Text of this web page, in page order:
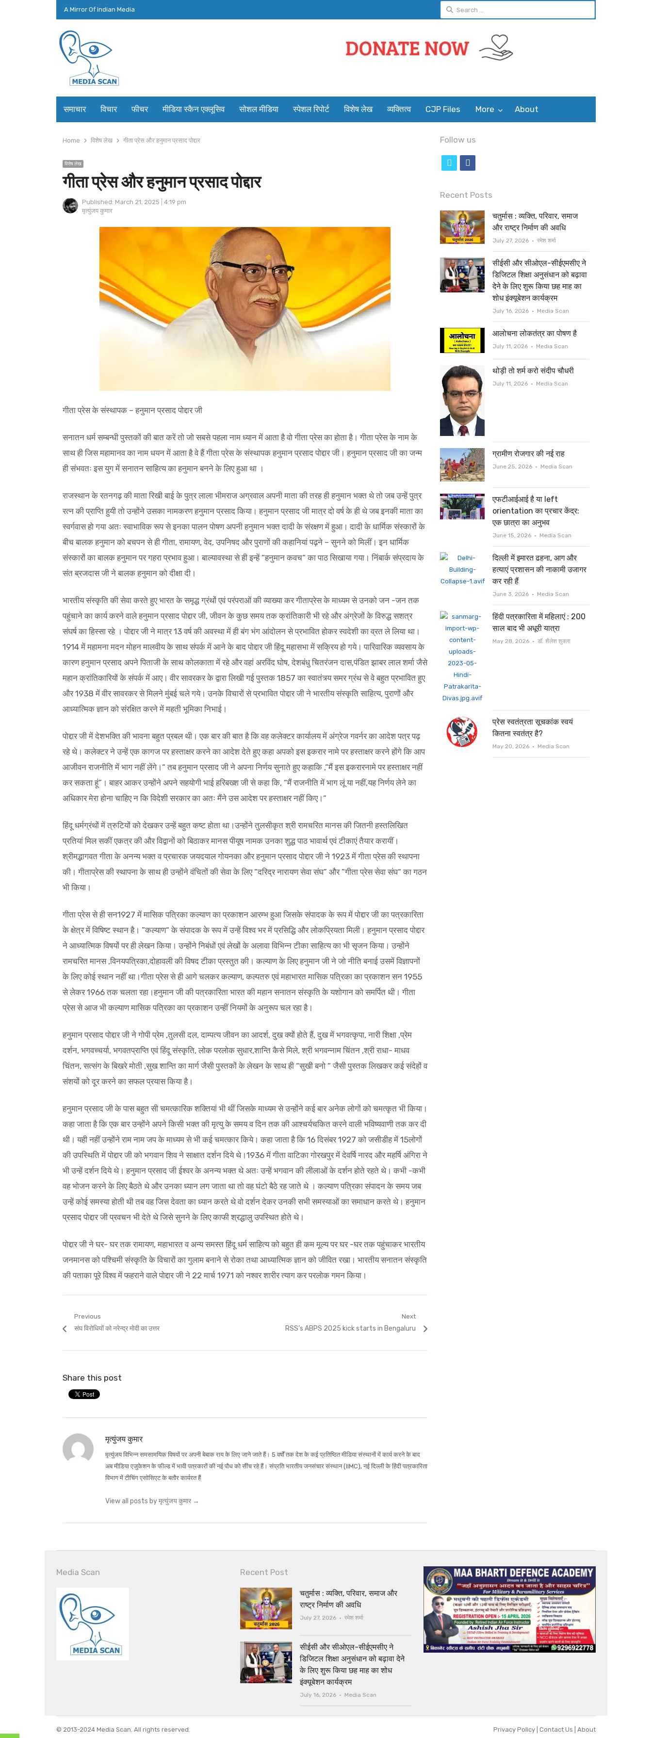
A Mirror Of Indian Media
Search
for:
समाचार विचार फीचर मीडिया स्कैन एक्लूसिव सोशल मीडिया स्पेशल रिपोर्ट विशेष लेख व्यक्तित्व CJP Files More About
Home विशेष लेख गीता प्रेस और हनुमान प्रसाद पोद्दार
विशेष लेख
गीता प्रेस और हनुमान प्रसाद पोद्दार
Published: March 21, 2025
4:19 pm
Author
मृत्युंजय कुमार
गीता प्रेस के संस्थापक – हनुमान प्रसाद पोद्दार जी
सनातन धर्म सम्बन्धी पुस्तकों की बात करें तो जो सबसे पहला नाम ध्यान में आता है वो गीता प्रेस का होता है। गीता प्रेस के नाम के
साथ ही जिस महामानव का नाम धयन में आता है वे हैं गीता प्रेस के संस्थापक हनुमान प्रसाद पोद्दार जी। हनुमान प्रसाद जी का जन्म
ही संभवतः इस युग में सनातन साहित्य का हनुमान बनने के लिए हुआ था ।
राजस्थान के रतनगढ़ की माता रिखी बाई के पुत्र लाला भीमराज अग्रवाल अपनी माता की तरह ही हनुमान भक्त थे तो जब उन्हें पुत्र
रत्न की प्राप्ति हुयी तो उन्होंने उसका नामकरण हनुमान प्रसाद किया। हनुमान प्रसाद जी मात्र दो वर्ष के ही थे जब इनकी माता का
स्वर्गवास हो गया अतः स्वाभाविक रूप से इनका पालन पोषण अपनी हनुमान भक्त दादी के संरक्षण में हुआ। दादी के धार्मिक संस्कारों के
बीच बालक हनुमान को बचपन से ही गीता, रामायण, वेद, उपनिषद और पुराणों की कहानियां पढ़ने – सुनने को मिलीं। इन धार्मिक
संस्कारों का बालक हनुमान पर गहरा प्रभाव हुआ। बाल्यावस्था से ही इन्हें “हनुमान कवच“ का पाठ सिखाया गया। निंबार्क संप्रदाय के
संत ब्रजदास जी ने बालक हनुमान को दीक्षा दी।
भारतीय संस्कृति की सेवा करते हुए भारत के समृद्ध ग्रंथों एवं परंपराओं की व्याख्या कर गीताप्रेस के माध्यम से उनको जन -जन तक
पहुंचाने का कार्य करने वाले हनुमान प्रसाद पोद्दार जी, जीवन के कुछ समय तक क्रांतिकारी भी रहे और अंग्रेजों के विरुद्ध सशत्र
संघर्ष का हिस्सा रहे । पोद्दार जी ने मात्र 13 वर्ष की अवस्था में ही बंग भंग आंदोलन से प्रभावित होकर स्वदेशी का व्रत ले लिया था।
1914 में महामना मदन मोहन मालवीय के साथ संपर्क में आने के बाद पोद्दार जी हिंदू महासभा में सक्रिय हो गये। पारिवारिक व्यवसाय के
कारण हनुमान प्रसाद अपने पिताजी के साथ कोलकाता में रहे और वहां अरविंद घोष, देशबंधु चितरंजन दास,पंडित झाबर लाल शर्मा जैसे
महान क्रांतिकारियों के संपर्क में आए। वीर सावरकर के द्वारा लिखी गई पुस्तक 1857 का स्वातंत्र्य समर ग्रंथ से वे बहुत प्रभावित हुए
और 1938 में वीर सावरकर से मिलने मुंबई चले गये। उनके विचारों से प्रभावित पोद्दार जी ने भारतीय संस्कृति साहित्य, पुराणों और
आध्यात्मिक ज्ञान को संरक्षित करने में महती भूमिका निभाई।
पोद्दार जी में देशभक्ति की भावना बहुत प्रबल थी। एक बार की बात है कि वह कलेक्टर कार्यालय में अंग्रेज गवर्नर का आदेश पत्र पढ़
रहे थे। कलेक्टर ने उन्हें एक कागज पर हस्ताक्षर करने का आदेश देते हुए कहा अपको इस इकरार नामे पर हस्ताक्षर करने होंगे कि आप
आजीवन राजनीति में भाग नहीं लेंगे।“ तब हनुमान प्रसाद जी ने अपना निर्णय सुनाते हुए कहाकि ,“मैं इस इकरारनामे पर हस्ताक्षर नहीं
कर सकता हूं”। बाहर आकर उन्होंने अपने सहयोगी भाई हरिबख्श जी से कहा कि, “मैं राजनीति में भाग लूं या नहीं,यह निर्णय लेने का
अधिकार मेरा होना चाहिए न कि विदेशी सरकार का अतः मैंने उस आदेश पर हस्ताक्षर नहीं किए।“
हिंदू धर्मग्रंथों में त्रुटियों को देखकर उन्हें बहुत कष्ट होता था।उन्होंने तुलसीकृत श्री रामचरित मानस की जितनी हस्तलिखित
प्रतियां मिल सकीं एकत्र की और विद्वानों को बिठाकर मानस पीयूष नामक उनका शुद्ध पाठ भावार्थ एवं टीकाएं तैयार करायीं।
श्रीमद्भागवत गीता के अनन्य भक्त व प्रचारक जयदयाल गोयनका और हनुमान प्रसाद पोद्दार जी ने 1923 में गीता प्रेस की स्थापना
की। गीताप्रेस की स्थापना के साथ ही उन्होंने वंचितों की सेवा के लिए “दरिद्र नारायण सेवा संघ” और ”गीता प्रेस सेवा संघ“ का गठन
भी किया।
गीता प्रेस से ही सन1927 में मासिक पत्रिका कल्याण का प्रकाशन आरम्भ हुआ जिसके संपादक के रूप में पोद्दार जी का पत्रकारिता
के क्षेत्र में विषिष्ट स्थान है। ”कल्याण“ के संपादक के रूप में उन्हें विश्व भर में प्रसिद्धि और लोकप्रियता मिली। हनुमान प्रसाद पोद्दार
ने आध्यात्मिक विषयों पर ही लेखन किया। उन्होंने निबंधों एवं लेखों के अलावा विभिन्न टीका साहित्य का भी सृजन किया। उन्होंने
रामचरित मानस ,विनयपत्रिका,दोहावली की विषद टीका प्रस्तुत की। कल्याण के लिए हनुमान जी ने जो नीति बनाई उसमें विज्ञापनों
के लिए कोई स्थान नहीं था।गीता प्रेस से ही आगे चलकर कल्याण, कल्पतरु एवं महाभारत मासिक पत्रिका का प्रकाशन सन 1955
से लेकर 1966 तक चलता रहा।हनुमान जी की पत्रकारिता भारत की महान सनातन संस्कृति के यशोगान को समर्पित थी। गीता
प्रेस से आज भी कल्याण मासिक पत्रिका का प्रकाशन उन्हीं नियमों के अनुरूप चल रहा है।
हनुमान प्रसाद पोद्दार जी ने गोपी प्रेम ,तुलसी दल, दाम्पत्य जीवन का आदर्श, दुख क्यों होते हैं, दुख में भगवत्कृपा, नारी शिक्षा ,प्रेम
दर्शन, भगवच्चर्या, भगवतप्राप्ति एवं हिंदू संस्कृति, लोक परलोक सुधार,शान्ति कैसे मिले, श्री भगवन्नाम चिंतन ,श्री राधा- माधव
चिंतन, सत्संग के बिखरे मोती ,सुख शान्ति का मार्ग जैसी पुस्तकों के लेखन के साथ ही “सुखी बनो “ जैसी पुस्तक लिखकर कई संदेहों व
संशयों को दूर करने का सफल प्रयास किया है।
हनुमान प्रसाद जी के पास बहुत सी चमत्कारिक शक्तियां भी थीं जिसके माध्यम से उन्होंने कई बार अनेक लोगों को चमत्कृत भी किया।
कहा जाता है कि एक बार उन्होंने अपने किसी भक्त की मृत्यु के समय व दिन तक की आश्चर्यचकित करने वाली भविष्यवाणी तक कर दी
थी। यही नहीं उन्होंने राम नाम जप के माध्यम से भी कई चमत्कार किये। कहा जाता है कि 16 दिसंबर 1927 को जसीडीह में 15लोगों
की उपस्थिति में पोद्दार जी को भगवान शिव ने साक्षात दर्शन दिये थे।1936 में गीता वाटिका गोरखपुर में देवर्षि नारद और महर्षि अंगिरा ने
भी उन्हें दर्शन दिये थे। हनुमान प्रसाद जी ईश्वर के अनन्य भक्त थे अतः उन्हें भगवान की लीलाओं के दर्शन होते रहते थे। कभी -कभी
वह भोजन करने के लिए बैठते थे और उनका ध्यान लग जाता था तो वह घंटो बैठे रह जाते थे । कल्याण पत्रिका संपादन के समय जब
उन्हें कोई समस्या होती थी तब वह जिस देवता का ध्यान करते थे वो दर्शन देकर उनकी सभी समस्याओं का समाधान करते थे। हनुमान
प्रसाद पोद्दार जी प्रवचन भी देते थे जिसे सुनने के लिए काफी श्रद्धालु उपस्थित होते थे।
पोद्दार जी ने घर- घर तक रामायण, महाभारत व अन्य समस्त हिंदू धर्म साहित्य को बहुत ही कम मूल्य पर घर -घर तक पहुंचाकर भारतीय
जनमानस को पश्चिमी संस्कृति के विचारों का गुलाम बनाने से रोका तथा आध्यात्मिक ज्ञान को जीवित रखा। भारतीय सनातन संस्कृति
की पताका पूरे विश्व में फहराने वाले पोद्दार जी ने 22 मार्च 1971 को नश्वर शारीर त्याग कर परलोक गमन किया।
Post
navigation
Previous
Previous
संघ विरोधियों को नरेन्द्र मोदी का उत्तर
Next
Next
RSS’s ABPS 2025 kick starts in Bengaluru
Share this post
मृत्युंजय कुमार
मृत्युंजय विभिन्न समसामयिक विषयों पर अपनी बेबाक राय के लिए जाने जाते हैं। 5 वर्षों तक देश के कई प्रतिष्ठित मीडिया संस्थानों में कार्य करने के बाद
अब मीडिया एजुकेशन के फील्ड में भावी पत्रकारों की नई पौध को सींच रहे हैं। संप्रति भारतीय जनसंचार संस्थान (IIMC), नई दिल्ली के हिंदी पत्रकारिता
विभाग में टीचिंग एसोसिएट के बतौर कार्यरत हैं
View all posts by मृत्युंजय कुमार →
Follow us
i
t
t
e
r
c
e
b
o
o
k
Recent Posts
चतुर्मास : व्यक्ति, परिवार, समाज
और राष्ट्र निर्माण की अवधि
July 27, 2026 Author
रमेश शर्मा
सीईसी और सीओएल-सीईएमसीए ने
डिजिटल शिक्षा अनुसंधान को बढ़ावा
देने के लिए शुरू किया छह माह का
शोध इंक्यूबेशन कार्यक्रम
July 16, 2026 Author
Media Scan
आलोचना लोकतंत्र का पोषण है
July 11, 2026 Author
Media Scan
थोड़ी तो शर्म करो संदीप चौधरी
July 11, 2026 Author
Media Scan
ग्रामीण रोजगार की नई राह
June 25, 2026 Author
Media Scan
एफटीआईआई है या left
orientation का प्रचार केंद्र:
एक छात्रा का अनुभव
June 15, 2026 Author
Media Scan
दिल्ली में इमारत ढहना, आग और
हत्याएं प्रशासन की नाकामी उजागर
कर रही हैं
June 3, 2026 Author
Media Scan
हिंदी पत्रकारिता में महिलाएं : 200
साल बाद भी अधूरी यात्रा
May 28, 2026 Author
डॉ. शैलेश शुक्ला
प्रेस स्वतंत्रता सूचकांक स्वयं
कितना स्वतंत्र है?
May 20, 2026 Author
Media Scan
Media Scan Recent Post
चतुर्मास : व्यक्ति, परिवार, समाज और
राष्ट्र निर्माण की अवधि
July 27, 2026 Author
रमेश शर्मा
सीईसी और सीओएल-सीईएमसीए ने
डिजिटल शिक्षा अनुसंधान को बढ़ावा देने
के लिए शुरू किया छह माह का शोध
इंक्यूबेशन कार्यक्रम
July 16, 2026 Author
Media Scan
© 2013-2024 Media Scan. All rights reserved. Privacy Policy Contact Us About